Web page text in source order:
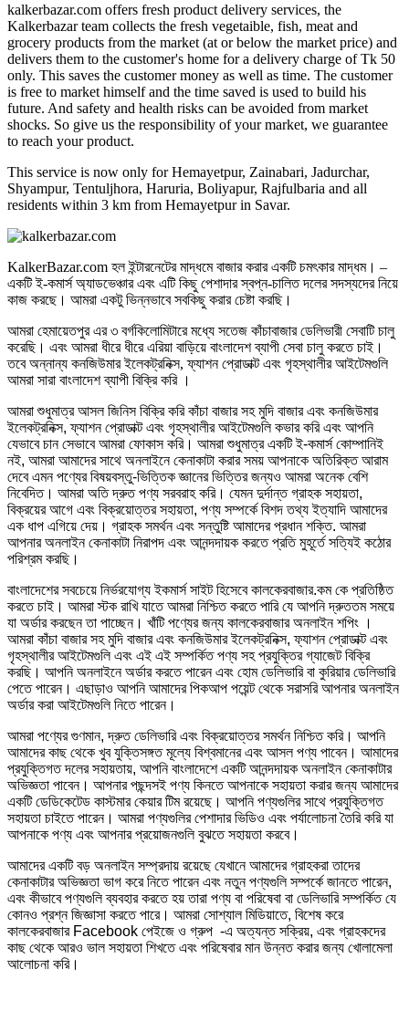
kalkerbazar.com offers fresh product delivery services, the
Kalkerbazar team collects the fresh vegetaible, fish, meat and
grocery products from the market (at or below the market price) and
delivers them to the customer's home for a delivery charge of Tk 50
only. This saves the customer money as well as time. The customer
is free to market himself and the time saved is used to build his
future. And safety and health risks can be avoided from market
shocks. So give us the responsibility of your market, we guarantee
to reach your product.
This service is now only for Hemayetpur, Zainabari, Jadurchar,
Shyampur, Tentuljhora, Haruria, Boliyapur, Rajfulbaria and all
residents within 3 km from Hemayetpur in Savar.
KalkerBazar.com হল ইন্টারনেটের মাদ্ধমে বাজার করার একটি চমৎকার মাদ্ধম। –
একটি ই-কমার্স অ্যাডভেঞ্চার এবং এটি কিছু পেশাদার স্বপ্ন-চালিত দলের সদস্যদের নিয়ে
কাজ করছে। আমরা একটু ভিন্নভাবে সবকিছু করার চেষ্টা করছি।
আমরা হেমায়েতপুর এর ৩ বর্গকিলোমিটারে মধ্যে সতেজ কাঁচাবাজার ডেলিভারী সেবাটি চালু
করেছি। এবং আমরা ধীরে ধীরে এরিয়া বাড়িয়ে বাংলাদেশ ব্যাপী সেবা চালু করতে চাই।
তবে অন্নান্য কনজিউমার ইলেকট্রনিক্স, ফ্যাশন প্রোডাক্ট এবং গৃহস্থালীর আইটেমগুলি
আমরা সারা বাংলাদেশ ব্যাপী বিক্রি করি ।
আমরা শুধুমাত্র আসল জিনিস বিক্রি করি কাঁচা বাজার সহ মুদি বাজার এবং কনজিউমার
ইলেকট্রনিক্স, ফ্যাশন প্রোডাক্ট এবং গৃহস্থালীর আইটেমগুলি কভার করি এবং আপনি
যেভাবে চান সেভাবে আমরা ফোকাস করি। আমরা শুধুমাত্র একটি ই-কমার্স কোম্পানিই
নই, আমরা আমাদের সাথে অনলাইনে কেনাকাটা করার সময় আপনাকে অতিরিক্ত আরাম
দেবে এমন পণ্যের বিষয়বস্তু-ভিত্তিক জ্ঞানের ভিত্তির জন্যও আমরা অনেক বেশি
নিবেদিত। আমরা অতি দ্রুত পণ্য সরবরাহ করি। যেমন দুর্দান্ত গ্রাহক সহায়তা,
বিক্রয়ের আগে এবং বিক্রয়োত্তর সহায়তা, পণ্য সম্পর্কে বিশদ তথ্য ইত্যাদি আমাদের
এক ধাপ এগিয়ে দেয়। গ্রাহক সমর্থন এবং সন্তুষ্টি আমাদের প্রধান শক্তি. আমরা
আপনার অনলাইন কেনাকাটা নিরাপদ এবং আনন্দদায়ক করতে প্রতি মুহূর্তে সত্যিই কঠোর
পরিশ্রম করছি।
বাংলাদেশের সবচেয়ে নির্ভরযোগ্য ইকমার্স সাইট হিসেবে কালকেরবাজার.কম কে প্রতিষ্ঠিত
করতে চাই। আমরা স্টক রাখি যাতে আমরা নিশ্চিত করতে পারি যে আপনি দ্রুততম সময়ে
যা অর্ডার করছেন তা পাচ্ছেন। খাঁটি পণ্যের জন্য কালকেরবাজার অনলাইন শপিং ।
আমরা কাঁচা বাজার সহ মুদি বাজার এবং কনজিউমার ইলেকট্রনিক্স, ফ্যাশন প্রোডাক্ট এবং
গৃহস্থালীর আইটেমগুলি এবং এই এই সম্পর্কিত পণ্য সহ প্রযুক্তির গ্যাজেট বিক্রি
করছি। আপনি অনলাইনে অর্ডার করতে পারেন এবং হোম ডেলিভারি বা কুরিয়ার ডেলিভারি
পেতে পারেন। এছাড়াও আপনি আমাদের পিকআপ পয়েন্ট থেকে সরাসরি আপনার অনলাইন
অর্ডার করা আইটেমগুলি নিতে পারেন।
আমরা পণ্যের গুণমান, দ্রুত ডেলিভারি এবং বিক্রয়োত্তর সমর্থন নিশ্চিত করি। আপনি
আমাদের কাছ থেকে খুব যুক্তিসঙ্গত মূল্যে বিশ্বমানের এবং আসল পণ্য পাবেন। আমাদের
প্রযুক্তিগত দলের সহায়তায়, আপনি বাংলাদেশে একটি আনন্দদায়ক অনলাইন কেনাকাটার
অভিজ্ঞতা পাবেন। আপনার পছন্দসই পণ্য কিনতে আপনাকে সহায়তা করার জন্য আমাদের
একটি ডেডিকেটেড কাস্টমার কেয়ার টিম রয়েছে। আপনি পণ্যগুলির সাথে প্রযুক্তিগত
সহায়তা চাইতে পারেন। আমরা পণ্যগুলির পেশাদার ভিডিও এবং পর্যালোচনা তৈরি করি যা
আপনাকে পণ্য এবং আপনার প্রয়োজনগুলি বুঝতে সহায়তা করবে।
আমাদের একটি বড় অনলাইন সম্প্রদায় রয়েছে যেখানে আমাদের গ্রাহকরা তাদের
কেনাকাটার অভিজ্ঞতা ভাগ করে নিতে পারেন এবং নতুন পণ্যগুলি সম্পর্কে জানতে পারেন,
এবং কীভাবে পণ্যগুলি ব্যবহার করতে হয় তারা পণ্য বা পরিষেবা বা ডেলিভারি সম্পর্কিত যে
কোনও প্রশ্ন জিজ্ঞাসা করতে পারে। আমরা সোশ্যাল মিডিয়াতে, বিশেষ করে
কালকেরবাজার Facebook পেইজে ও গ্রুপ -এ অত্যন্ত সক্রিয়, এবং গ্রাহকদের
কাছ থেকে আরও ভাল সহায়তা শিখতে এবং পরিষেবার মান উন্নত করার জন্য খোলামেলা
আলোচনা করি।